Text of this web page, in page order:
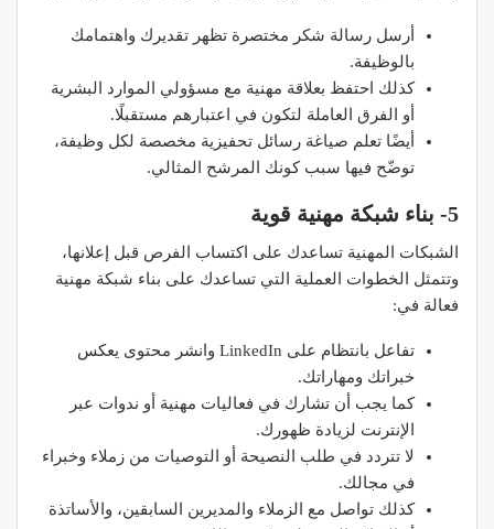
أرسل رسالة شكر مختصرة تظهر تقديرك واهتمامك
بالوظيفة.
كذلك احتفظ بعلاقة مهنية مع مسؤولي الموارد البشرية
أو الفرق العاملة لتكون في اعتبارهم مستقبلًا.
أيضًا تعلم صياغة رسائل تحفيزية مخصصة لكل وظيفة،
توضّح فيها سبب كونك المرشح المثالي.
5- بناء شبكة مهنية قوية
الشبكات المهنية تساعدك على اكتساب الفرص قبل إعلانها،
وتتمثل الخطوات العملية التي تساعدك على بناء شبكة مهنية
فعالة في:
تفاعل بانتظام على LinkedIn وانشر محتوى يعكس
خبراتك ومهاراتك.
كما يجب أن تشارك في فعاليات مهنية أو ندوات عبر
الإنترنت لزيادة ظهورك.
لا تتردد في طلب النصيحة أو التوصيات من زملاء وخبراء
في مجالك.
كذلك تواصل مع الزملاء والمديرين السابقين، والأساتذة